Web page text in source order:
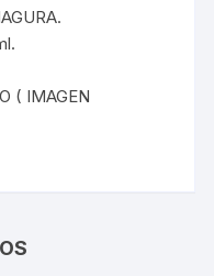
( IMAGEN